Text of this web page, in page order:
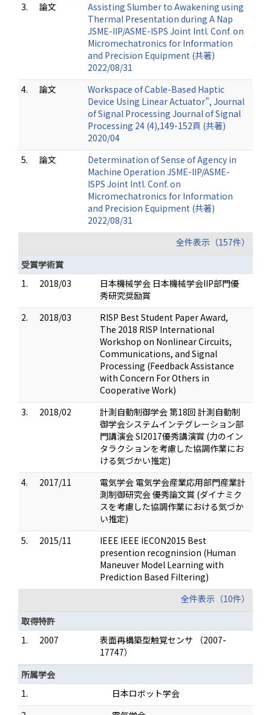
3.
論文
Assisting Slumber to Awakening using
Thermal Presentation during A Nap
JSME-IIP/ASME-ISPS Joint Intl. Conf. on
Micromechatronics for Information
and Precision Equipment (共著)
2022/08/31
4.
論文
Workspace of Cable-Based Haptic
Device Using Linear Actuator”, Journal
of Signal Processing Journal of Signal
Processing 24 (4),149-152頁 (共著)
2020/04
5.
論文
Determination of Sense of Agency in
Machine Operation JSME-IIP/ASME-
ISPS Joint Intl. Conf. on
Micromechatronics for Information
and Precision Equipment (共著)
2022/08/31
全件表示（157件）
受賞学術賞
1.
2018/03
日本機械学会 日本機械学会IIP部門優
秀研究奨励賞
2.
2018/03
RISP Best Student Paper Award,
The 2018 RISP International
Workshop on Nonlinear Circuits,
Communications, and Signal
Processing (Feedback Assistance
with Concern For Others in
Cooperative Work)
3.
2018/02
計測自動制御学会 第18回 計測自動制
御学会システムインテグレーション部
門講演会 SI2017優秀講演賞 (力のイン
タラクションを考慮した協調作業にお
ける気づかい推定)
4.
2017/11
電気学会 電気学会産業応用部門産業計
測制御研究会 優秀論文賞 (ダイナミク
スを考慮した協調作業における気づか
い推定)
5.
2015/11
IEEE IEEE IECON2015 Best
presention recogninsion (Human
Maneuver Model Learning with
Prediction Based Filtering)
全件表示（10件）
取得特許
1.
2007
表面再構築型触覚センサ （2007-
17747）
所属学会
1.
日本ロボット学会